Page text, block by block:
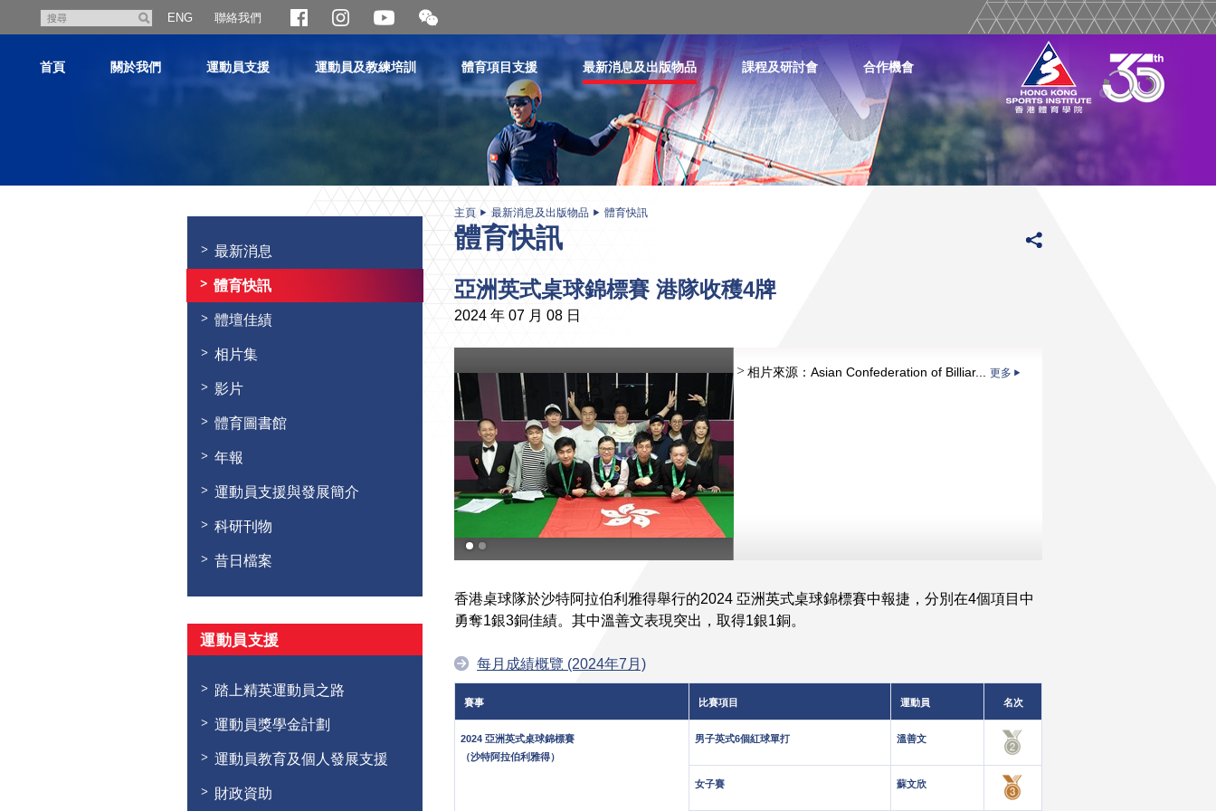
尋
ENG 聯絡我們
開
合
二
維
首頁 關於我們 運動員支援 運動員及教練培訓 體育項目支援 最新消息及出版物品 課程及研討會 合作機會
最新消息
體育快訊
體壇佳績
相片集
影片
體育圖書館
年報
運動員支援與發展簡介
科研刊物
昔日檔案
運動員支援
踏上精英運動員之路
運動員獎學金計劃
運動員教育及個人發展支援
財政資助
主頁 最新消息及出版物品 體育快訊
體育快訊
亞洲英式桌球錦標賽 港隊收穫4牌
2024 年 07 月 08 日
相片來源：Asian Confederation of Billiar... 更多
更多
香港桌球隊於沙特阿拉伯利雅得舉行的2024 亞洲英式桌球錦標賽中報捷，分別在4個項目中
勇奪1銀3銅佳績。其中溫善文表現突出，取得1銀1銅。
每月成績概覽 (2024年7月)
賽事 比賽項目 運動員 名次
2024 亞洲英式桌球錦標賽
（沙特阿拉伯利雅得）
男子英式6個紅球單打 溫善文
女子賽 蘇文欣